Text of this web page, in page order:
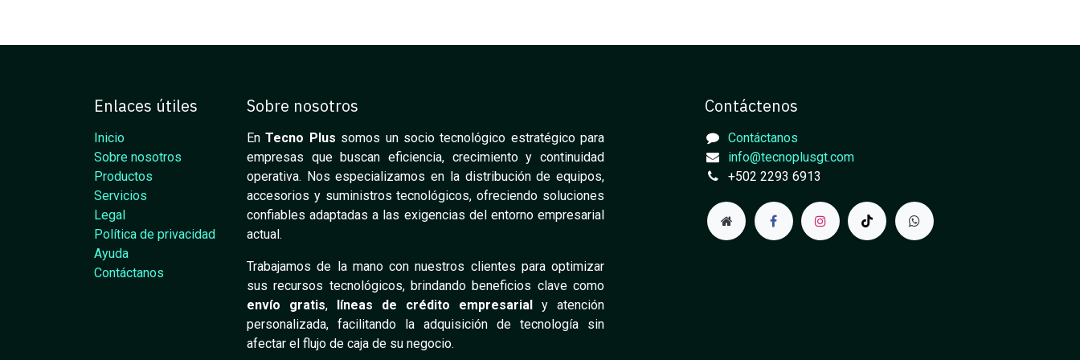
Enlaces útiles
Inicio
Sobre nosotros
Productos
Servicios
Legal
Política de privacidad
Ayuda
Contáctanos
Sobre nosotros
EnTecno Plus somos un socio tecnológico estratégico para
empresas que buscan eficiencia, crecimiento y continuidad
operativa. Nos especializamos en la distribución de equipos,
accesorios y suministros tecnológicos, ofreciendo soluciones
confiables adaptadas a las exigencias del entorno empresarial
actual.
Trabajamos de la mano con nuestros clientes para optimizar
sus recursos tecnológicos, brindando beneficios clave como
envío gratis, líneas de crédito empresarial y atención
personalizada, facilitando la adquisición de tecnología sin
afectar el flujo de caja de su negocio.
Contáctenos
Contáctanos
info@tecnoplusgt.com
+502 2293 6913